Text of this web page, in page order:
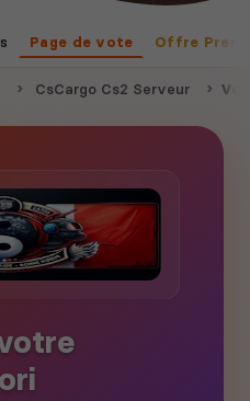
Page de vote Offre
CsCargo Cs2 Serveur